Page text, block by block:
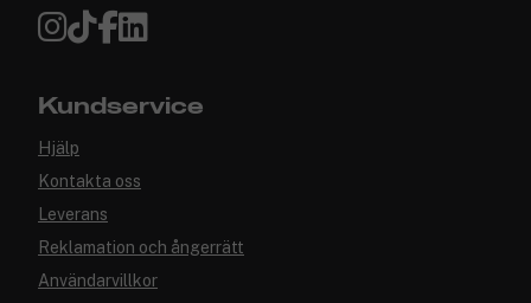
Kundservice
Hjälp
Kontakta oss
Leverans
Reklamation och ångerrätt
Användarvillkor